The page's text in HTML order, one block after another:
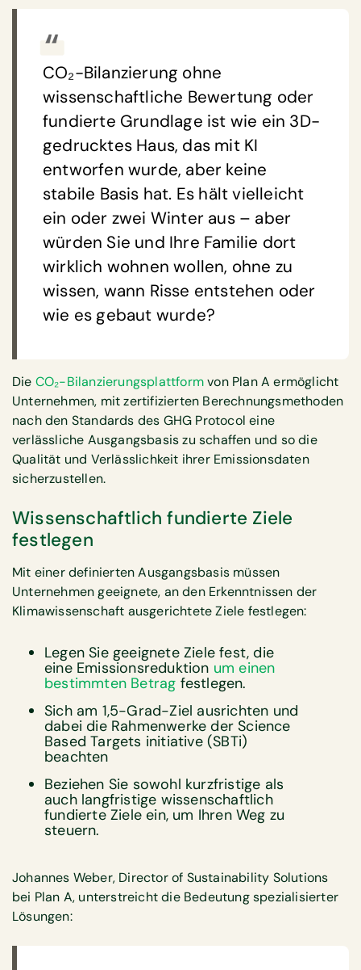
CO₂-Bilanzierung ohne
wissenschaftliche Bewertung oder
fundierte Grundlage ist wie ein 3D-
gedrucktes Haus, das mit KI
entworfen wurde, aber keine
stabile Basis hat. Es hält vielleicht
ein oder zwei Winter aus – aber
würden Sie und Ihre Familie dort
wirklich wohnen wollen, ohne zu
wissen, wann Risse entstehen oder
wie es gebaut wurde?
Die CO₂-Bilanzierungsplattformvon Plan A ermöglicht
Unternehmen, mit zertifizierten Berechnungsmethoden
nach den Standards des GHG Protocol eine
verlässliche Ausgangsbasis zu schaffen und so die
Qualität und Verlässlichkeit ihrer Emissionsdaten
sicherzustellen.
Wissenschaftlich fundierte Ziele
festlegen
Mit einer definierten Ausgangsbasis müssen
Unternehmen geeignete, an den Erkenntnissen der
Klimawissenschaft ausgerichtete Ziele festlegen:
Legen Sie geeignete Ziele fest, die
eine Emissionsreduktion um einen
bestimmten Betrag ‍ festlegen.
Sich am 1,5-Grad-Ziel ausrichten und
dabei die Rahmenwerke der Science
Based Targets initiative (SBTi)
beachten
Beziehen Sie sowohl kurzfristige als
auch langfristige wissenschaftlich
fundierte Ziele ein, um Ihren Weg zu
steuern.
Johannes Weber, Director of Sustainability Solutions
bei Plan A, unterstreicht die Bedeutung spezialisierter
Lösungen: